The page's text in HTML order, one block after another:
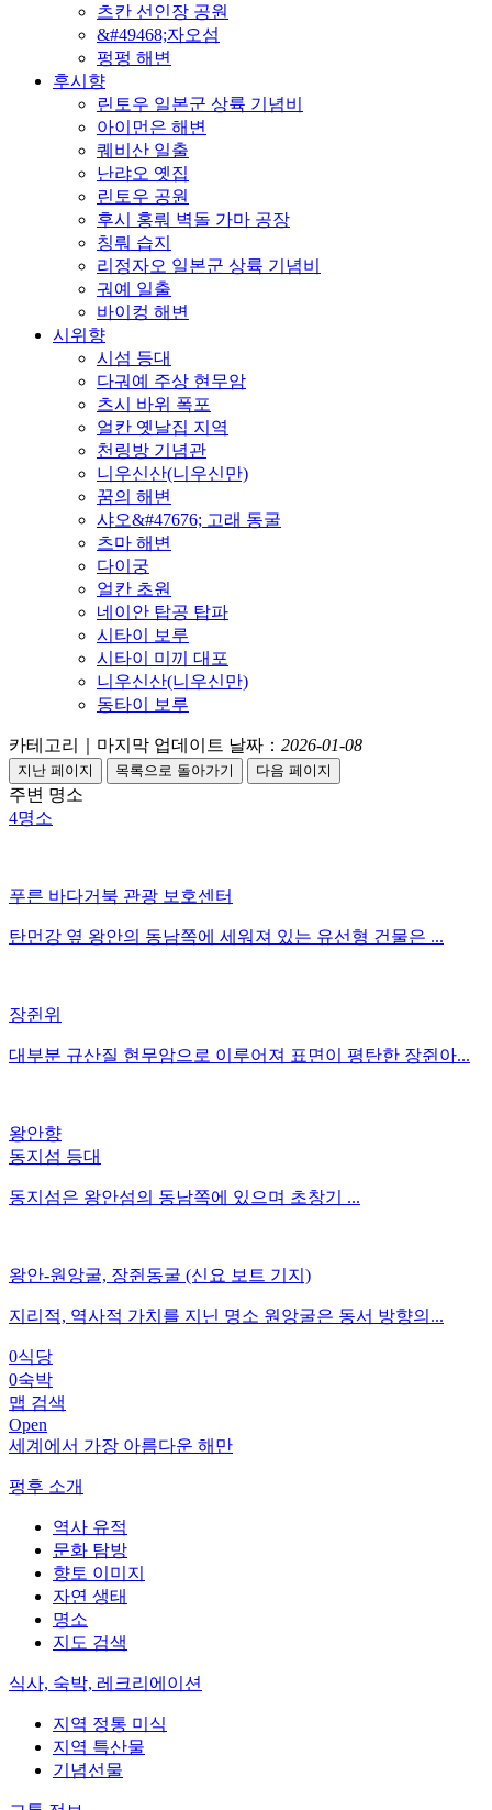
츠칸 선인장 공원
&#49468;자오섬
펑펑 해변
후시향
린토우 일본군 상륙 기념비
아이먼은 해변
퀘비산 일출
난랴오 옛집
린토우 공원
후시 홍뤄 벽돌 가마 공장
칭뤄 습지
리정자오 일본군 상륙 기념비
궈예 일출
바이컹 해변
시위향
시섬 등대
다궈예 주상 현무암
츠시 바위 폭포
얼칸 옛날집 지역
천링방 기념관
니우신산(니우신만)
꿈의 해변
샤오&#47676; 고래 동굴
츠마 해변
다이궁
얼칸 초원
네이안 탑공 탑파
시타이 보루
시타이 미끼 대포
니우신산(니우신만)
동타이 보루
카테고리｜마지막 업데이트 날짜： 2026-01-08
주변 명소
4명소
푸른 바다거북 관광 보호센터
탄먼강 옆 왕안의 동남쪽에 세워져 있는 유선형 건물은 ...
장쥔위
대부분 규산질 현무암으로 이루어져 표면이 평탄한 장쥔아...
왕안향
동지섬 등대
동지섬은 왕안섬의 동남쪽에 있으며 초창기 ...
왕안-원앙굴, 장쥔동굴 (신요 보트 기지)
지리적, 역사적 가치를 지닌 명소 원앙굴은 동서 방향의...
0식당
0숙박
맵 검색
Open
세계에서 가장 아름다운 해만
펑후 소개
역사 유적
문화 탐방
향토 이미지
자연 생태
명소
지도 검색
식사, 숙박, 레크리에이션
지역 정통 미식
지역 특산물
기념선물